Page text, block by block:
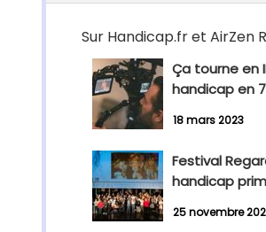
Sur Handicap.fr et AirZen
Ça tourne en
handicap en
18 mars 2023
Festival
handicap
25 novembre